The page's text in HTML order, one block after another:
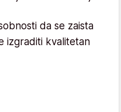
da se zaista
izgraditi kvalitetan